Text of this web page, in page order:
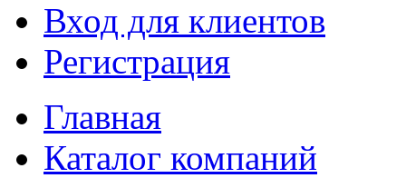
Вход для клиентов
Регистрация
Главная
Каталог компаний